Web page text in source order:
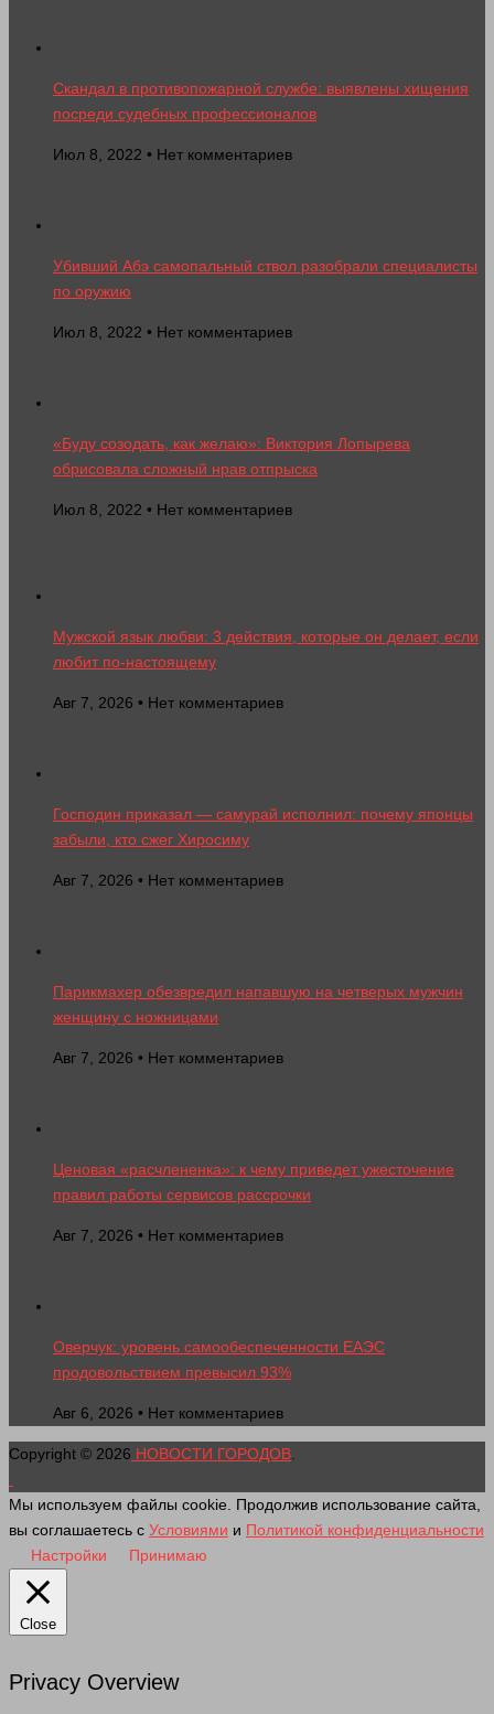
Скандал в противопожарной службе: выявлены хищения
посреди судебных профессионалов
Июл 8, 2022 • Нет комментариев
Убивший Абэ самопальный ствол разобрали специалисты
по оружию
Июл 8, 2022 • Нет комментариев
«Буду созодать, как желаю»: Виктория Лопырева
обрисовала сложный нрав отпрыска
Июл 8, 2022 • Нет комментариев
Мужской язык любви: 3 действия, которые он делает, если
любит по-настоящему
Авг 7, 2026 • Нет комментариев
Господин приказал — самурай исполнил: почему японцы
забыли, кто сжег Хиросиму
Авг 7, 2026 • Нет комментариев
Парикмахер обезвредил напавшую на четверых мужчин
женщину с ножницами
Авг 7, 2026 • Нет комментариев
Ценовая «расчлененка»: к чему приведет ужесточение
правил работы сервисов рассрочки
Авг 7, 2026 • Нет комментариев
Оверчук: уровень самообеспеченности ЕАЭС
продовольствием превысил 93%
Авг 6, 2026 • Нет комментариев
Copyright © 2026 НОВОСТИ ГОРОДОВ.
Мы используем файлы cookie. Продолжив использование сайта,
вы соглашаетесь с Условиями и Политикой конфиденциальности
Настройки
Принимаю
Close
Privacy Overview